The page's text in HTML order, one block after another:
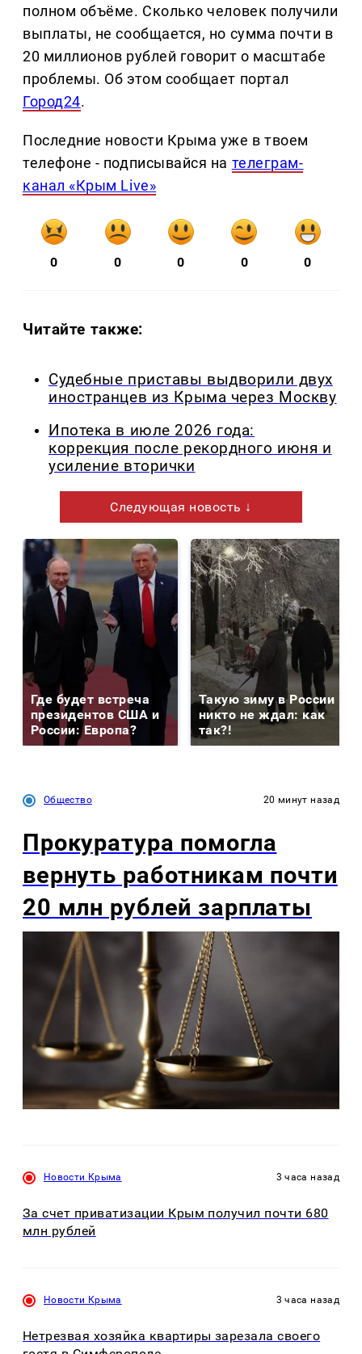
полном объёме. Сколько человек получили
выплаты, не сообщается, но сумма почти в
20 миллионов рублей говорит о масштабе
проблемы. Об этом сообщает портал
Город24.
Последние новости Крыма уже в твоем
телефоне - подписывайся на телеграм-
канал «Крым Live»
0 0 0 0 0
Читайте также:
Судебные приставы выдворили двух
иностранцев из Крыма через Москву
Ипотека в июле 2026 года:
коррекция после рекордного июня и
усиление вторички
Следующая новость ↓
Где будет встреча
президентов США и
России: Европа?
Такую зиму в России
никто не ждал: как
так?!
Общество 20 минут назад
Прокуратура помогла
вернуть работникам почти
20 млн рублей зарплаты
Новости Крыма 3 часа назад
За счет приватизации Крым получил почти 680
млн рублей
Новости Крыма 3 часа назад
Нетрезвая хозяйка квартиры зарезала своего